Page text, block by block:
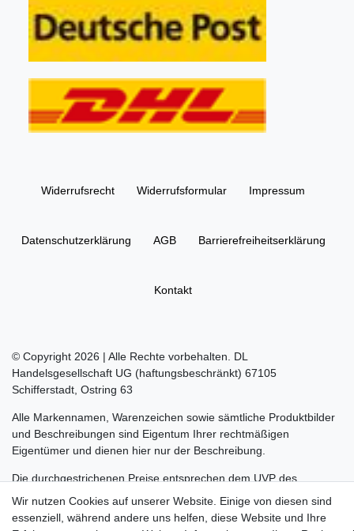
Widerrufs­recht Widerrufs­formular Impressum
Daten­schutz­erklärung AGB Barrierefreiheitserklärung
Kontakt
© Copyright 2026 | Alle Rechte vorbehalten. DL
Handelsgesellschaft UG (haftungsbeschränkt) 67105
Schifferstadt, Ostring 63
Alle Markennamen, Warenzeichen sowie sämtliche Produktbilder
und Beschreibungen sind Eigentum Ihrer rechtmäßigen
Eigentümer und dienen hier nur der Beschreibung.
Die durchgestrichenen Preise entsprechen dem UVP des
Herstellers.
LEGO, das LEGO Logo, die Minifigur, DUPLO, LEGENDS OF
Wir nutzen Cookies auf unserer Website. Einige von diesen sind
essenziell, während andere uns helfen, diese Website und Ihre